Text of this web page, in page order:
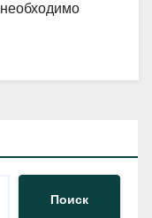
Поиск